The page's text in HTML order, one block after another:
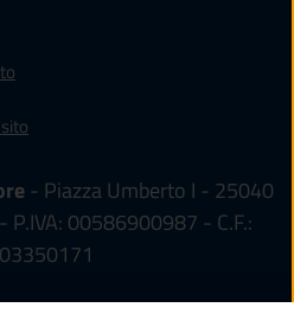
- Piazza Umberto I - 25040
00586900987 - C.F.: